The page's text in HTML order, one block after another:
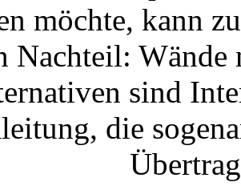
möchte, kann
Nachteil: Wände
sind
die